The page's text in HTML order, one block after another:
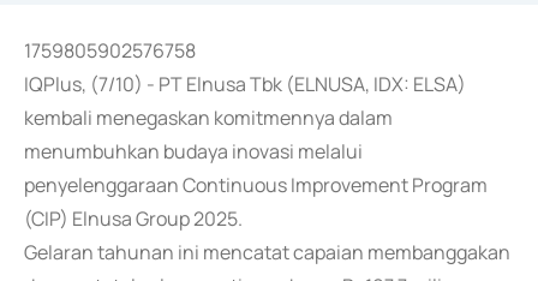
1759805902576758
IQPlus, (7/10) - PT Elnusa Tbk (ELNUSA, IDX: ELSA)
kembali menegaskan komitmennya dalam
menumbuhkan budaya inovasi melalui
penyelenggaraan Continuous Improvement Program
(CIP) Elnusa Group 2025.
Gelaran tahunan ini mencatat capaian membanggakan